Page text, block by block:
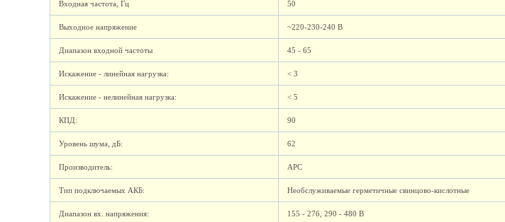
Входная частота, Гц 50
Выходное напряжение ~220-230-240 В
Диапазон входной частоты 45 - 65
Искажение - линейная нагрузка: < 3
Искажение - нелинейная нагрузка: < 5
КПД: 90
Уровень шума, дБ: 62
Производитель: APC
Тип подключаемых АКБ: Необслуживаемые герметичные свинцово-кислотные
Диапазон вх. напряжения: 155 - 276, 290 - 480 В